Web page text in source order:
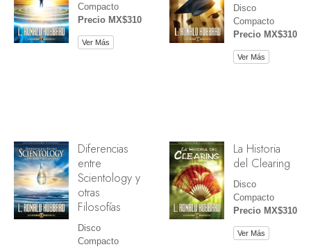
Compacto
Precio MX$310
Ver Más
Disco
Compacto
Precio MX$310
Ver Más
Diferencias
entre
Scientology y
otras
Filosofías
Disco
Compacto
La Historia
del Clearing
Disco
Compacto
Precio MX$310
Ver Más